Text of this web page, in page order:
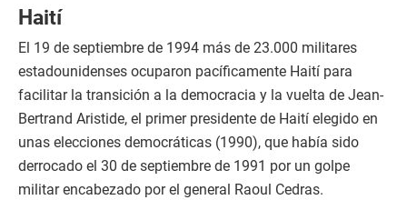
Haití
El 19 de septiembre de 1994 más de 23.000 militares
estadounidenses ocuparon pacíficamente Haití para
facilitar la transición a la democracia y la vuelta de Jean-
Bertrand Aristide, el primer presidente de Haití elegido en
unas elecciones democráticas (1990), que había sido
derrocado el 30 de septiembre de 1991 por un golpe
militar encabezado por el general Raoul Cedras.